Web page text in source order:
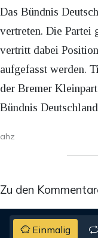
Das Bündnis
vertreten. Die
vertritt dabei
aufgefasst werden.
der Bremer
Bündnis
ahz
Zu den
Einmalig